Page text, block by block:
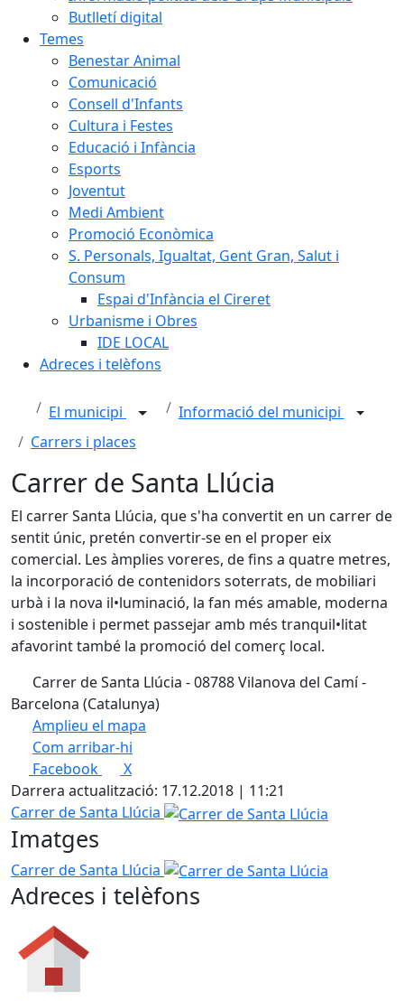
Butlletí digital
Temes
Benestar Animal
Comunicació
Consell d'Infants
Cultura i Festes
Educació i Infància
Esports
Joventut
Medi Ambient
Promoció Econòmica
S. Personals, Igualtat, Gent Gran, Salut i
Consum
Espai d'Infància el Cireret
Urbanisme i Obres
IDE LOCAL
Adreces i telèfons
El municipi
Informació del municipi
Carrers i places
Carrer de Santa Llúcia
El carrer Santa Llúcia, que s'ha convertit en un carrer de
sentit únic, pretén convertir-se en el proper eix
comercial. Les àmplies voreres, de fins a quatre metres,
la incorporació de contenidors soterrats, de mobiliari
urbà i la nova il•luminació, la fan més amable, moderna
i sostenible i permet passejar amb més tranquil•litat
afavorint també la promoció del comerç local.
Carrer de Santa Llúcia - 08788 Vilanova del Camí -
Barcelona (Catalunya)
Amplieu el mapa
Com arribar-hi
+
−
Facebook
X
Darrera actualització: 17.12.2018 | 11:21
Carrer de Santa Llúcia
Imatges
Carrer de Santa Llúcia
Adreces i telèfons